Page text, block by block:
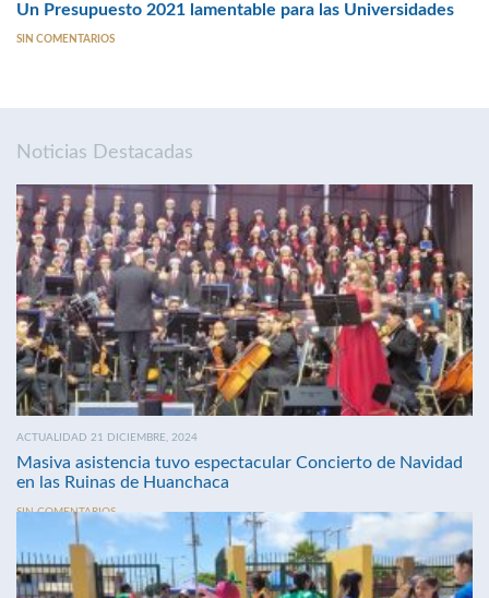
Un Presupuesto 2021 lamentable para las Universidades
SIN COMENTARIOS
Noticias Destacadas
ACTUALIDAD 21 DICIEMBRE, 2024
Masiva asistencia tuvo espectacular Concierto de Navidad
en las Ruinas de Huanchaca
SIN COMENTARIOS